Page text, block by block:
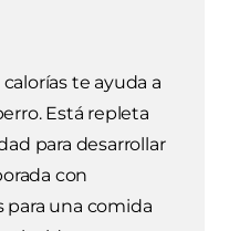
te ayuda a
Está repleta
para desarrollar
con
para una comida